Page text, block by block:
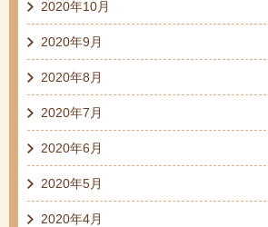
2020年10月
2020年9月
2020年8月
2020年7月
2020年6月
2020年5月
2020年4月